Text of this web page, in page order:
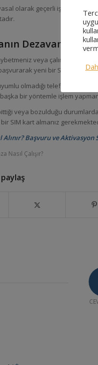
olarak geçerli işlem
Dezavantajları
veya çalınması
yeni bir SIM kart
olmadığı telefonlarda
bir yöntemle işlem
bittiği veya bozulduğu
SIM kart almanız
Başvuru ve Aktivasyon
Nasıl Çalışır?